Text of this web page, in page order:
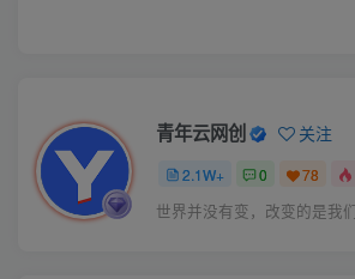
青年云网创 关注
2.1W+ 0 78
世界并没有变，改变的是我